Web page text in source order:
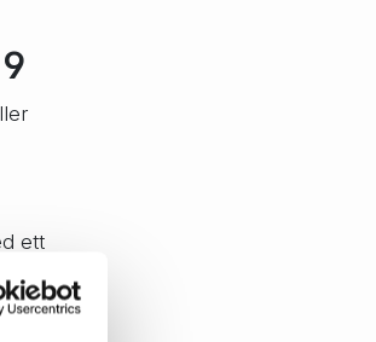
ett
säljer i